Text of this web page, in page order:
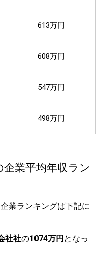
613万円
608万円
547万円
498万円
業平均年収ラン
業ランキングは下記に
社社の1074万円 となっ